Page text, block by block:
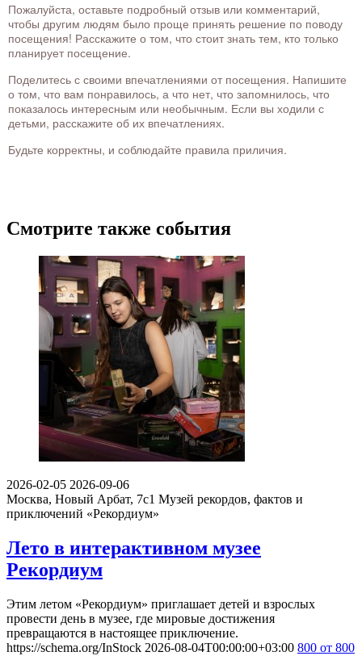
Пожалуйста, оставьте подробный отзыв или комментарий,
чтобы другим людям было проще принять решение по поводу
посещения! Расскажите о том, что стоит знать тем, кто только
планирует посещение.
Поделитесь с своими впечатлениями от посещения. Напишите
о том, что вам понравилось, а что нет, что запомнилось, что
показалось интересным или необычным. Если вы ходили с
детьми, расскажите об их впечатлениях.
Будьте корректны, и соблюдайте правила приличия.
Смотрите также события
2026-02-05 2026-09-06
Москва, Новый Арбат, 7с1 Музей рекордов, фактов и
приключений «Рекордиум»
Лето в интерактивном музее
Рекордиум
Этим летом «Рекордиум» приглашает детей и взрослых
провести день в музее, где мировые достижения
превращаются в настоящее приключение.
https://schema.org/InStock 2026-08-04T00:00:00+03:00 800 от 800